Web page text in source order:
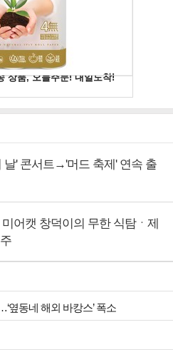
날' 콘서트→'머드 축제' 연속 출
어캣 창덕이의 무한 식탐ㆍ제
옆동네 해외 바캉스’ 폭소